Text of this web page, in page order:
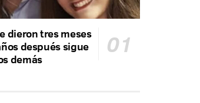
dieron tres meses
después sigue
demás